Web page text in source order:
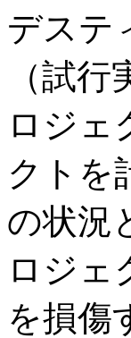
デステ
（試
ロジェ
クトを
の状況
ロジェ
を損傷